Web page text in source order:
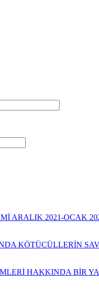
ARALIK 2021-OCAK
KÖTÜCÜLLERİN
HAKKINDA BİR